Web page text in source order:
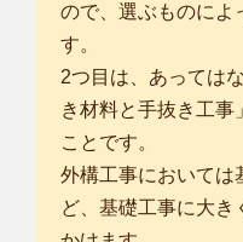
ので、選ぶものによ
す。
2つ目は、あっては
き材料と手抜き工事
ことです。
外構工事においては
ど、基礎工事に大き